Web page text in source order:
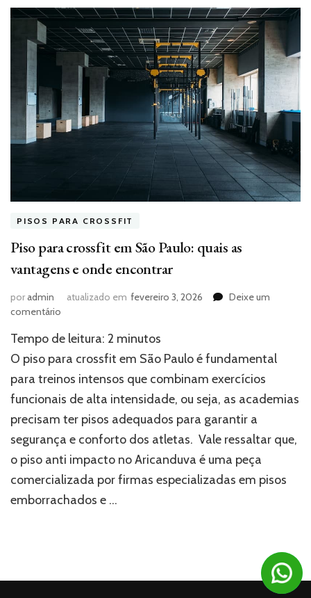
PISOS PARA CROSSFIT
Piso para crossfit em São Paulo: quais as
vantagens e onde encontrar
poradmin atualizado em fevereiro 3, 2026
Deixe um
comentário
para
crossfit
São
Paulo:
quais
as
vantagens
e
onde
encontrar
Tempo de leitura: 2 minutos
O piso para crossfit em São Paulo é fundamental
para treinos intensos que combinam exercícios
funcionais de alta intensidade, ou seja, as academias
precisam ter pisos adequados para garantir a
segurança e conforto dos atletas. Vale ressaltar que,
o piso anti impacto no Aricanduva é uma peça
comercializada por firmas especializadas em pisos
emborrachados e …